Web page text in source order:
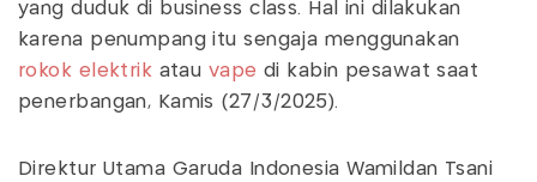
yang duduk di business class. Hal ini dilakukan
karena penumpang itu sengaja menggunakan
rokok elektrik atau vape di kabin pesawat saat
penerbangan, Kamis (27/3/2025).
Direktur Utama Garuda Indonesia Wamildan Tsani